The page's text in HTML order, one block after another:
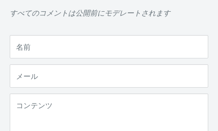
すべてのコメントは公開前にモデレートされます
名前
メール
コンテンツ